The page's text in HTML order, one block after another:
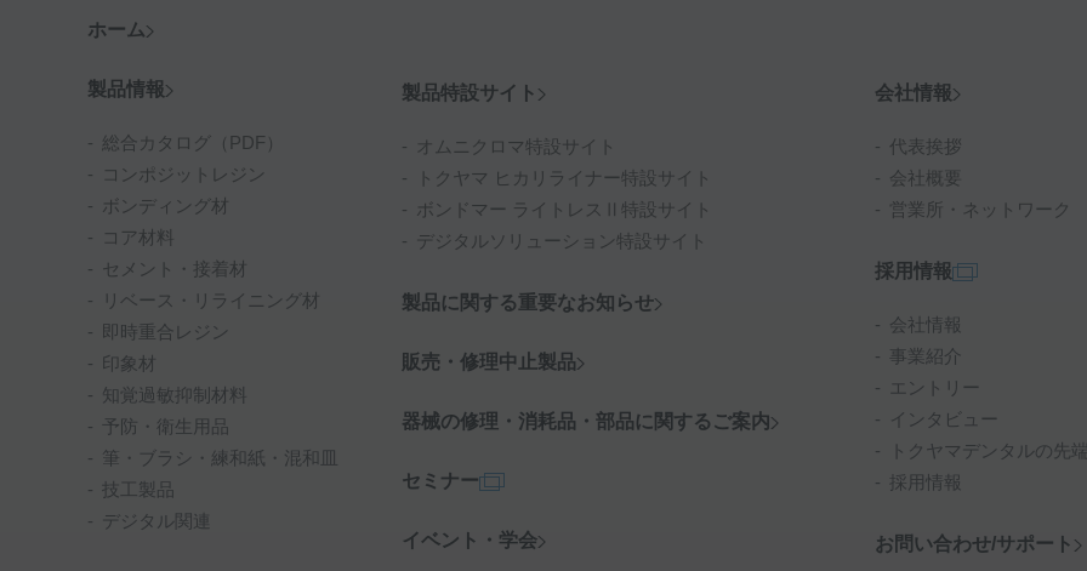
ホーム
製品情報
総合カタログ（PDF）
コンポジットレジン
ボンディング材
コア材料
セメント・接着材
リベース・リライニング材
即時重合レジン
印象材
知覚過敏抑制材料
予防・衛生用品
筆・ブラシ・練和紙・混和皿
技工製品
デジタル関連
製品特設サイト
オムニクロマ特設サイト
トクヤマ ヒカリライナー特設サイト
ボンドマー ライトレスⅡ特設サイト
デジタルソリューション特設サイト
製品に関する重要なお知らせ
販売・修理中止製品
器械の修理・消耗品・部品に関するご案内
セミナー
イベント・学会
会社情報
代表挨拶
会社概要
営業所・ネットワーク
採用情報
会社情報
事業紹介
エントリー
インタビュー
トクヤマデンタルの先
採用情報
お問い合わせ/サポート